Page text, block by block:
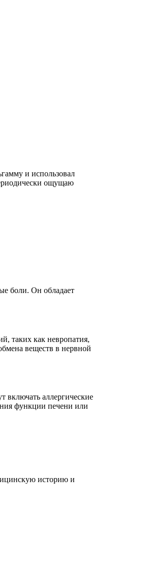
и использовал
ощущаю
боли. Он обладает
таких как невропатия,
веществ в нервной
включать аллергические
функции печени или
историю и